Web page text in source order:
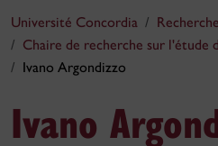
Université Concordia
Recherche
Chaire de recherche sur l'étude
Ivano Argondizzo
Ivano